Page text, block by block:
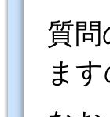
質
ま